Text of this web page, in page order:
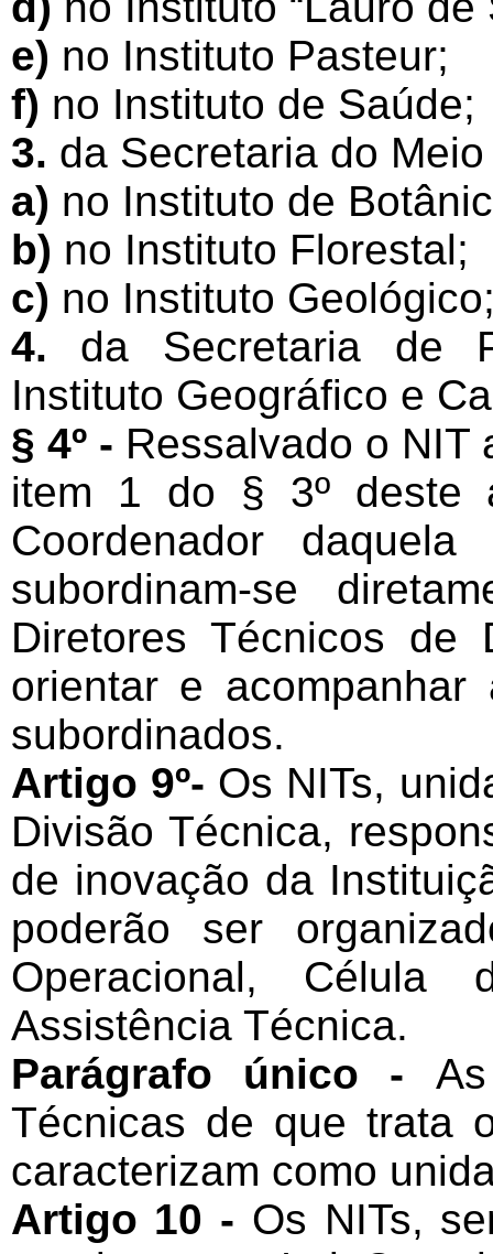
e) no Instituto Pasteur;
f) no Instituto de Saúde;
3. da Secretaria do
a) no Instituto de
b) no Instituto Florestal;
c) no Instituto
4. da Secretaria de
Instituto Geográfico e
§ 4º - Ressalvado o NIT
item 1 do § 3º deste
Coordenador
subordinam-se
Diretores Técnicos de
orientar e
subordinados.
Artigo 9º- Os NITs,
Divisão Técnica,
de inovação da
poderão ser
Operacional, Célula
Assistência Técnica.
Parágrafo único -
Técnicas de que trata
caracterizam como
Artigo 10 - Os NITs,